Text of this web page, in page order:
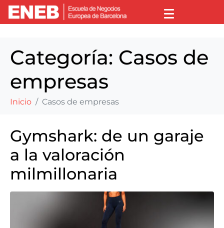
Categoría: Casos de
empresas
Inicio Casos de empresas
Gymshark: de un garaje
a la valoración
milmillonaria